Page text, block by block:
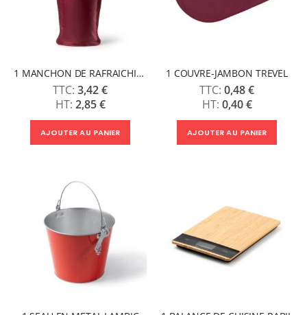
1 MANCHON DE RAFRAICHISSEMENT FROST
3,42 €
2,85 €
AJOUTER AU PANIER
1 COUVRE-JAMBON TREVEL
0,48 €
0,40 €
AJOUTER AU PANIER